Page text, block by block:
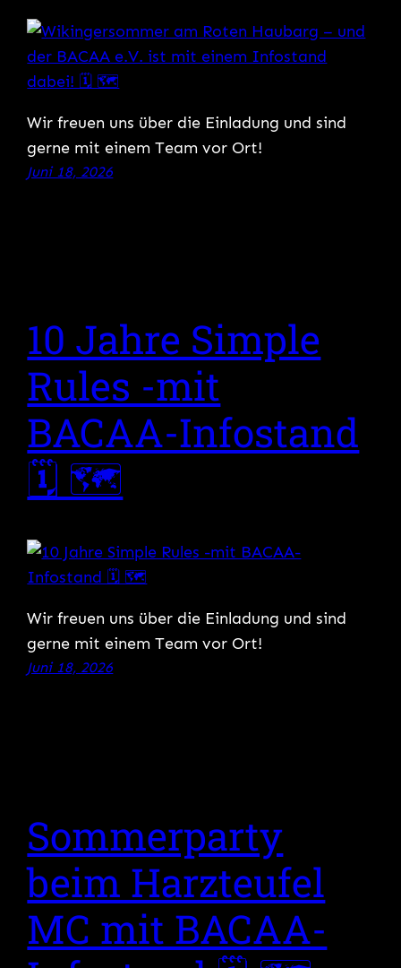
Wir freuen uns über die Einladung und sind
gerne mit einem Team vor Ort!
Juni 18, 2026
10 Jahre Simple
Rules -mit
BACAA-Infostand
🗓 🗺
Wir freuen uns über die Einladung und sind
gerne mit einem Team vor Ort!
Juni 18, 2026
Sommerparty
beim Harzteufel
MC mit BACAA-